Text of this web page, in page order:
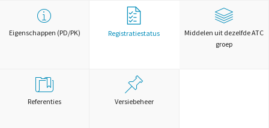
Eigenschappen (PD/PK) Registratiestatus
Middelen uit dezelfde ATC
groep
Referenties Versiebeheer